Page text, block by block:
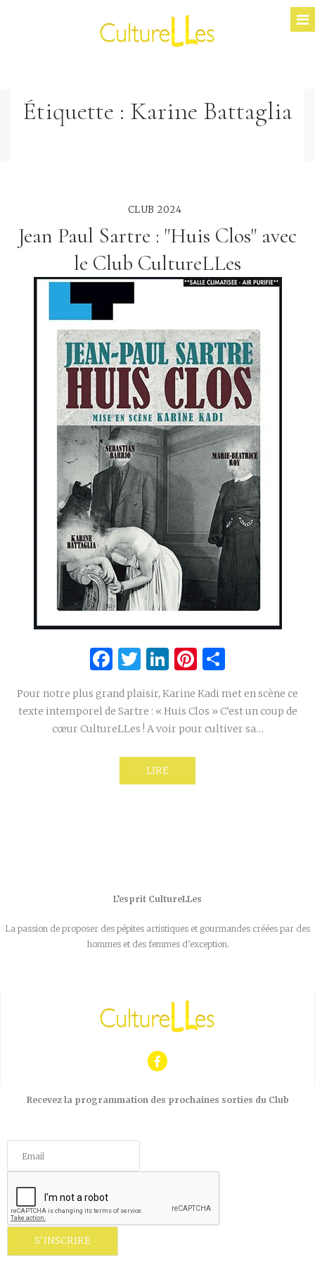
Étiquette : Karine Battaglia
CLUB 2024
Jean Paul Sartre : "Huis Clos" avec
le Club CultureLLes
Facebook
Twitter
LinkedIn
Pinterest
Pour notre plus grand plaisir, Karine Kadi met en scène ce
texte intemporel de Sartre : « Huis Clos » C’est un coup de
cœur CultureLLes ! A voir pour cultiver sa…
LIRE
L’esprit CultureLLes
La passion de proposer des pépites artistiques et gourmandes créées par des
hommes et des femmes d’exception.
Recevez la programmation des prochaines sorties du Club